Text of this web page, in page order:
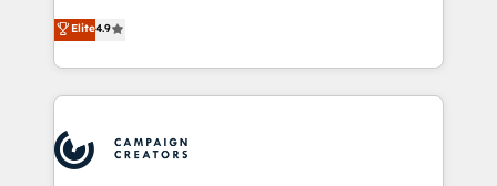
Book Process & Guidelines utilisateurs 🎓
Formations des utilisateurs
technologies and automating their marketing and
sales processes to generate growth. Our offer spans
from Strategy to Operations. We specialize in CRM
onboarding and implementation, web design, sales
extensive experience working with tech companies
and manufacturers since 2002, we are committed to
Elite4.9